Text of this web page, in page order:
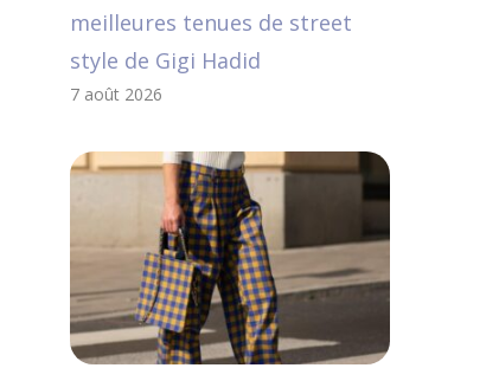
meilleures tenues de street
style de Gigi Hadid
7 août 2026